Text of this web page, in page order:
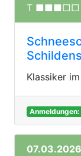
T
Klassiker
07.03.2026